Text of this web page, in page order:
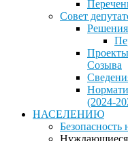
Совет
Решения
Созыва
(2024-
НАСЕЛЕНИЮ
Безопасность